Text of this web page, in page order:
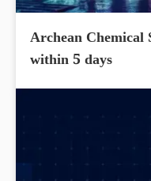
Archean Chemical
within 5 days